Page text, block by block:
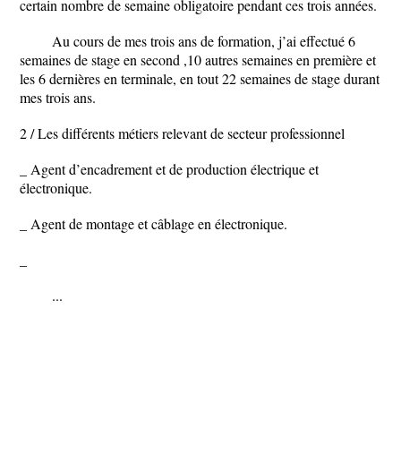
certain nombre de semaine obligatoire pendant ces trois années.
Au cours de mes trois ans de formation, j’ai effectué 6
semaines de stage en second ,10 autres semaines en première et
les 6 dernières en terminale, en tout 22 semaines de stage durant
mes trois ans.
2 / Les différents métiers relevant de secteur professionnel
_ Agent d’encadrement et de production électrique et
électronique.
_ Agent de montage et câblage en électronique.
...